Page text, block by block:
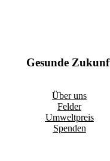
Gesunde
Über uns
Felder
Umweltpreis
Spenden